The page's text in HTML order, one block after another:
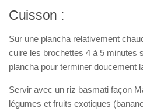
Cuisson :
Sur une plancha relativement
cuire les brochettes 4 à 5 minutes
plancha pour terminer doucement
Servir avec un riz basmati façon
légumes et fruits exotiques